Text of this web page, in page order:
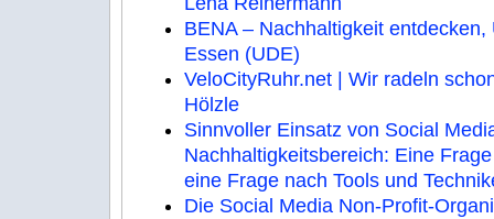
BENA – Nachhaltigkeit
Essen (UDE)
VeloCityRuhr.net | Wir radeln
Hölzle
Sinnvoller Einsatz von Social
Nachhaltigkeitsbereich: Eine
eine Frage nach Tools und
Die Social Media Non-Profit-